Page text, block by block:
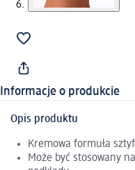
Informacje o produkcie
Opis produktu
Kremowa formuła
Może być stosowany